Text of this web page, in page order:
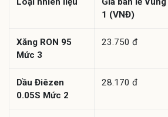
1 (VNĐ)
Xăng RON 95
Mức 3
23.750 đ
Dầu Điêzen
0.05S Mức 2
28.170 đ